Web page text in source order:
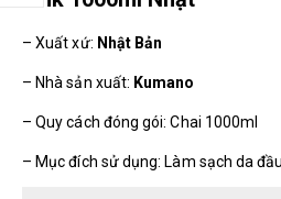
– Xuất xứ: Nhật Bản
– Nhà sản xuất: Kumano
– Quy cách đóng gói: Chai 1000ml
– Mục đích sử dụng: Làm sạch da